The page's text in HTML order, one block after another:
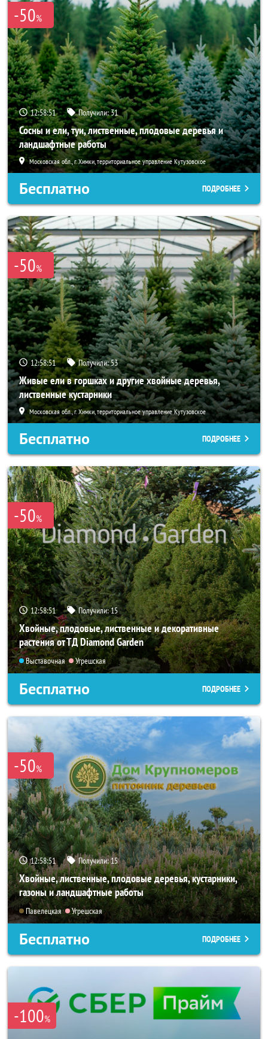
-50%
12:58:49 Получили:31
Сосны и ели, туи, лиственные, плодовые деревья и
ландшафтные работы
Московская обл., г. Химки, территориальное управление Кутузовское
Бесплатно ПОДРОБНЕЕ
-50%
12:58:49 Получили:53
Живые ели в горшках и другие хвойные деревья,
лиственные кустарники
Московская обл., г. Химки, территориальное управление Кутузовское
Бесплатно ПОДРОБНЕЕ
-50%
12:58:49 Получили:15
Хвойные, плодовые, лиственные и декоративные
растения от ТД Diamond Garden
Выставочная Угрешская
Бесплатно ПОДРОБНЕЕ
-50%
12:58:49 Получили:15
Хвойные, лиственные, плодовые деревья, кустарники,
газоны и ландшафтные работы
Павелецкая Угрешская
Бесплатно ПОДРОБНЕЕ
-100%